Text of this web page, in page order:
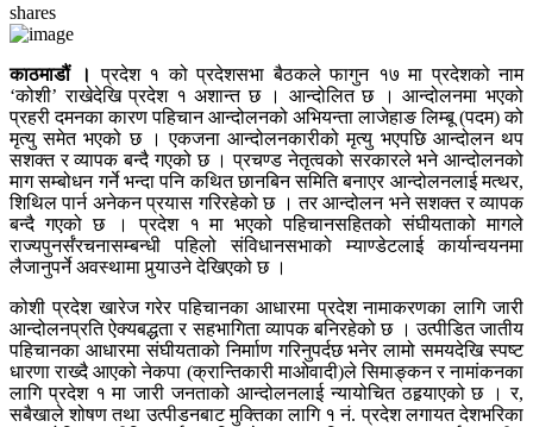
shares
काठमाडौं । प्रदेश १ को प्रदेशसभा बैठकले फागुन १७ मा प्रदेशको नाम
‘कोशी’ राखेदेखि प्रदेश १ अशान्त छ । आन्दोलित छ । आन्दोलनमा भएको
प्रहरी दमनका कारण पहिचान आन्दोलनको अभियन्ता लाजेहाङ लिम्बू (पदम) को
मृत्यु समेत भएको छ । एकजना आन्दोलनकारीको मृत्यु भएपछि आन्दोलन थप
सशक्त र व्यापक बन्दै गएको छ । प्रचण्ड नेतृत्वको सरकारले भने आन्दोलनको
माग सम्बोधन गर्ने भन्दा पनि कथित छानबिन समिति बनाएर आन्दोलनलाई मत्थर,
शिथिल पार्न अनेकन प्रयास गरिरहेको छ । तर आन्दोलन भने सशक्त र व्यापक
बन्दै गएको छ । प्रदेश १ मा भएको पहिचानसहितको संघीयताको मागले
राज्यपुनर्संरचनासम्बन्धी पहिलो संविधानसभाको म्याण्डेटलाई कार्यान्वयनमा
लैजानुपर्ने अवस्थामा पुर्‍याउने देखिएको छ ।
कोशी प्रदेश खारेज गरेर पहिचानका आधारमा प्रदेश नामाकरणका लागि जारी
आन्दोलनप्रति ऐक्यबद्धता र सहभागिता व्यापक बनिरहेको छ । उत्पीडित जातीय
पहिचानका आधारमा संघीयताको निर्मााण गरिनुपर्दछ भनेर लामो समयदेखि स्पष्ट
धारणा राख्दै आएको नेकपा (क्रान्तिकारी माओवादी)ले सिमाङ्कन र नामांकनका
लागि प्रदेश १ मा जारी जनताको आन्दोलनलाई न्यायोचित ठहर्‍याएको छ । र,
सबैखाले शोषण तथा उत्पीडनबाट मुक्तिका लागि १ नं. प्रदेश लगायत देशभरिका